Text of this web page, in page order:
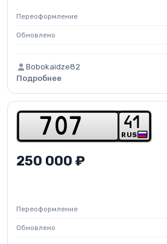
Переоформление
Обновлено
Bobokaidze82
Подробнее
7 0 7 RUS
41
250 000 ₽
Переоформление
Обновлено